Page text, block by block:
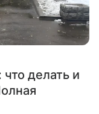
делать и